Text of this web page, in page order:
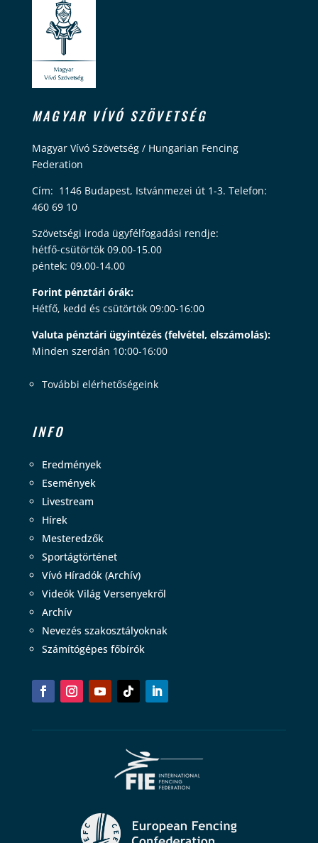
MAGYAR VÍVÓ SZÖVETSÉG
Magyar Vívó Szövetség / Hungarian Fencing
Federation
Cím: 1146 Budapest, Istvánmezei út 1-3. Telefon:
460 69 10
Szövetségi iroda ügyfélfogadási rendje:
hétfő-csütörtök 09.00-15.00
péntek: 09.00-14.00
Forint pénztári órák:
Hétfő, kedd és csütörtök 09:00-16:00
Valuta pénztári ügyintézés (felvétel, elszámolás):
Minden szerdán 10:00-16:00
További elérhetőségeink
INFO
Eredmények
Események
Livestream
Hírek
Mesteredzők
Sportágtörténet
Vívó Híradók (Archív)
Videók Világ Versenyekről
Archív
Nevezés szakosztályoknak
Számítógépes főbírók